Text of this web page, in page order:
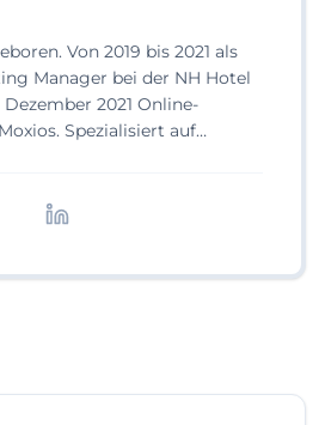
Von 2019 bis 2021 als
Manager bei der NH Hotel
2021 Online-
Spezialisiert auf